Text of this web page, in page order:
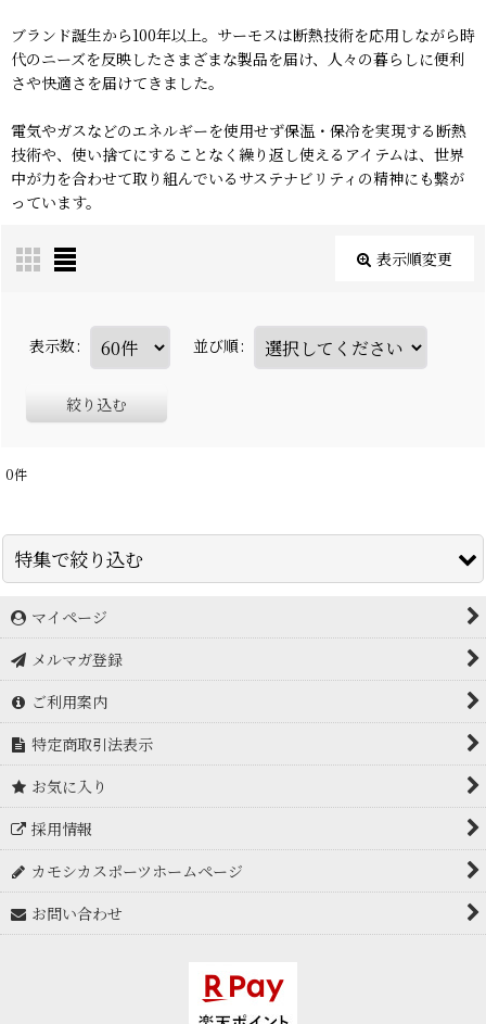
ブランド誕生から100年以上。サーモスは断熱技術を応用しながら時
代のニーズを反映したさまざまな製品を届け、人々の暮らしに便利
さや快適さを届けてきました。
電気やガスなどのエネルギーを使用せず保温・保冷を実現する断熱
技術や、使い捨てにすることなく繰り返し使えるアイテムは、世界
中が力を合わせて取り組んでいるサステナビリティの精神にも繋が
っています。
表示順変更
表示数: 並び順:
絞り込む
0件
特集で絞り込む
アイスブレーカー icebreaker
アークテリクス Arc'teryx
アドフリクション
アルトラ ALTRA
アルバ arva
アンパラレル UNPARALLEL
マイページ
メルマガ登録
ご利用案内
特定商取引法表示
お気に入り
採用情報
カモシカスポーツホームページ
お問い合わせ